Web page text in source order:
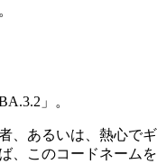
」。
、あるいは、熱心でギ
、このコードネームを